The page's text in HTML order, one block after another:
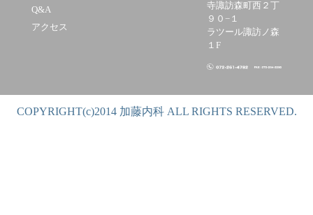
Q&A
アクセス
寺諏訪森町西２丁
９０−１
ラツール諏訪ノ森
１F
COPYRIGHT(c)2014 加藤内科 ALL RIGHTS RESERVED.